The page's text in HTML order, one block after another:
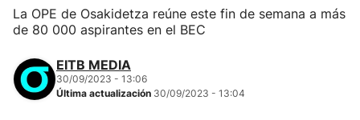
La OPE de Osakidetza reúne este fin de semana a más
de 80 000 aspirantes en el BEC
EITB MEDIA
30/09/2023 - 13:06
Última actualización 30/09/2023 - 13:04